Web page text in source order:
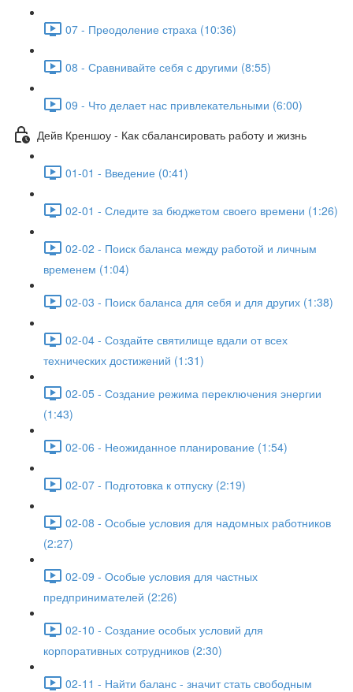
07 - Преодоление страха (10:36)
08 - Сравнивайте себя с другими (8:55)
09 - Что делает нас привлекательными (6:00)
Дейв Креншоу - Как сбалансировать работу и жизнь
01-01 - Введение (0:41)
02-01 - Следите за бюджетом своего времени (1:26)
02-02 - Поиск баланса между работой и личным
временем (1:04)
02-03 - Поиск баланса для себя и для других (1:38)
02-04 - Создайте святилище вдали от всех
технических достижений (1:31)
02-05 - Создание режима переключения энергии
(1:43)
02-06 - Неожиданное планирование (1:54)
02-07 - Подготовка к отпуску (2:19)
02-08 - Особые условия для надомных работников
(2:27)
02-09 - Особые условия для частных
предпринимателей (2:26)
02-10 - Создание особых условий для
корпоративных сотрудников (2:30)
02-11 - Найти баланс - значит стать свободным